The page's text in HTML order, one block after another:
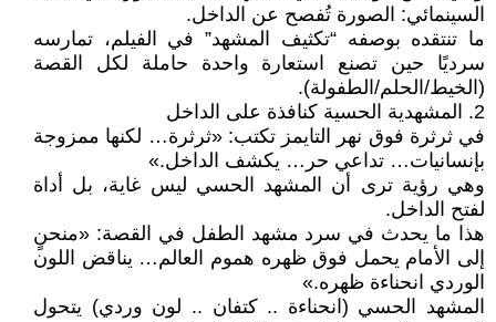
السينمائي: الصورة تُفصح عن الداخل.
ما تنتقده بوصفه “تكثيف المشهد” في الفيلم، تمارسه
سرديًا حين تصنع استعارة واحدة حاملة لكل القصة
(الخيط/الحلم/الطفولة).
2. المشهدية الحسية كنافذة على الداخل
في ثرثرة فوق نهر التايمز تكتب: «ثرثرة… لكنها ممزوجة
بإنسانيات… تداعي حر… يكشف الداخل.»
وهي رؤية ترى أن المشهد الحسي ليس غاية، بل أداة
لفتح الداخل.
هذا ما يحدث في سرد مشهد الطفل في القصة: «منحنٍ
إلى الأمام يحمل فوق ظهره هموم العالم… يناقض اللون
الوردي انحناءة ظهره.»
المشهد الحسي (انحناءة .. كتفان .. لون وردي) يتحول